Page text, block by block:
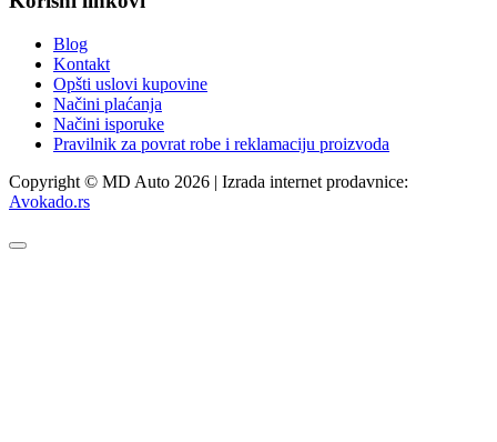
Blog
Kontakt
Opšti uslovi kupovine
Načini plaćanja
Načini isporuke
Pravilnik za povrat robe i reklamaciju proizvoda
Copyright © MD Auto 2026 | Izrada internet prodavnice:
Avokado.rs